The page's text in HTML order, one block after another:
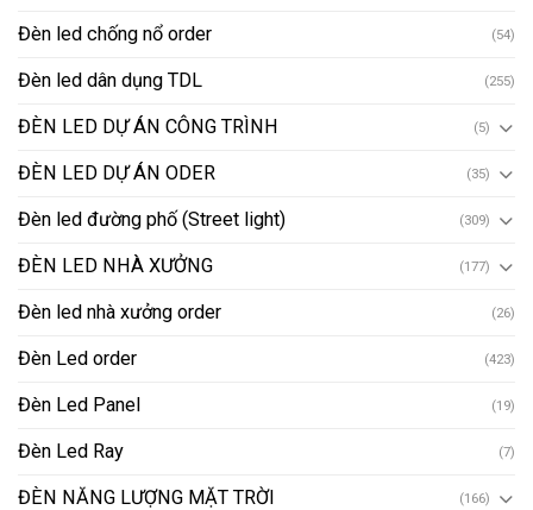
Đèn led chống nổ order (54)
Đèn led dân dụng TDL (255)
ĐÈN LED DỰ ÁN CÔNG TRÌNH (5)
ĐÈN LED DỰ ÁN ODER (35)
Đèn led đường phố (Street light) (309)
ĐÈN LED NHÀ XƯỞNG (177)
Đèn led nhà xưởng order (26)
Đèn Led order (423)
Đèn Led Panel (19)
Đèn Led Ray (7)
ĐÈN NĂNG LƯỢNG MẶT TRỜI (166)